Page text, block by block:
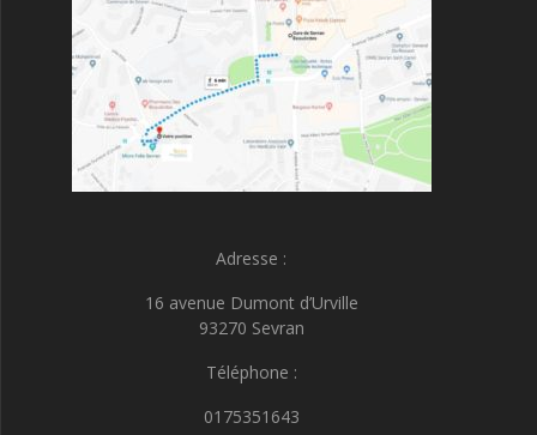
Adresse :
16 avenue Dumont d’Urville
93270 Sevran
Téléphone :
0175351643